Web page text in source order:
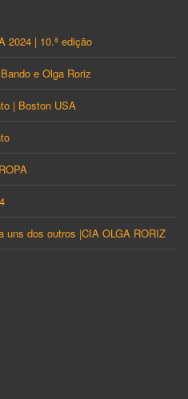
2024 | 10.ª edição
e Olga Roriz
| Boston USA
uns dos outros |CIA OLGA RORIZ